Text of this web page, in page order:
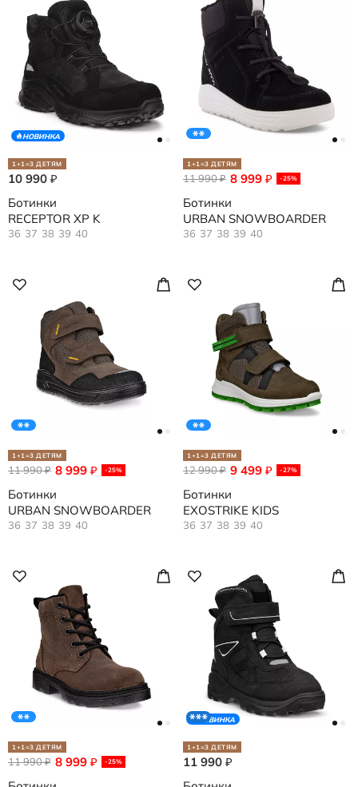
НОВИНКА
1+1=3 ДЕТЯМ
10 990 ₽
Ботинки
RECEPTOR XP K
36 37 38 39 40
1+1=3 ДЕТЯМ
8 999 ₽ -25%
11 990₽
Ботинки
URBAN SNOWBOARDER
36 37 38 39 40
1+1=3 ДЕТЯМ
8 999 ₽ -25%
11 990₽
Ботинки
URBAN SNOWBOARDER
36 37 38 39 40
1+1=3 ДЕТЯМ
9 499 ₽ -27%
12 990₽
Ботинки
EXOSTRIKE KIDS
36 37 38 39 40
1+1=3 ДЕТЯМ
8 999 ₽ -25%
11 990₽
НОВИНКА
1+1=3 ДЕТЯМ
11 990 ₽